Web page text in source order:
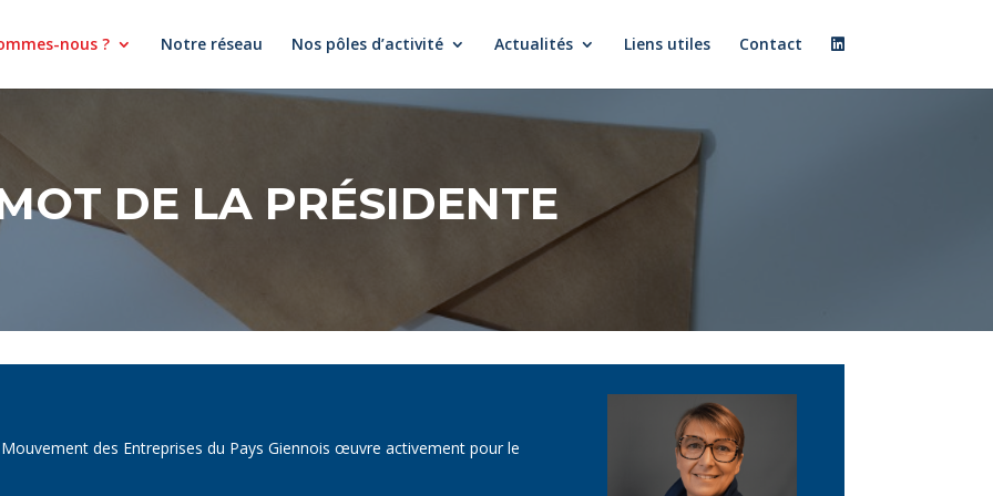
nous ? Notre réseau Nos pôles d’activité Actualités Liens utiles Contact
DE LA PRÉSIDENTE
des Entreprises du Pays Giennois œuvre activement pour le